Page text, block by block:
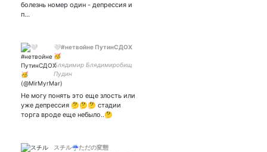
болезнь номер один - депрессия и
п…
🤍#нетвойне ПутинСДОХ
🥳
Блядимир Блядимиробищ
Пудин
Не могу понять это еще злость или
уже депрессия 🤔🤔🤔 стадии
торга вроде еще небыло..🤔
スチル☔ただの変態